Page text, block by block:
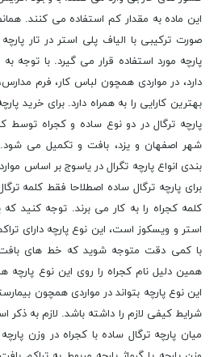
این ماده به مقدار کم استفاده می کنند.
صورت ترکیبی با الیاف پلی استر در تار
پارچه مورد استفاده قرار می گیرد. با توجه
دارد، در مواردی همچون لباس کار، فرم
بهترین کارایی را به همراه دارد. برای خرید
پارچه ترگال در دو نوع ساده و کجراه
شهر اصفهان و یزد، بافت و تکمیل می شود.
بندی انواع پارچه تگرال در یاسوج بر اساس
برای پارچه ترگال ساده اصطلاحا فقط کلمه
کلمه کجراه را به کار می برند. توجه کنید
استر و ویسکوز است، این نوع پارچه دارای
با کمی دقت متوجه شوید که خط های
همین دلیل نام کجراه را روی این نوع پارچه
این نوع پارچه بتواند در مواردی همچون
شرایط کیفی لازم را داشته باشد. لازم به ذکر
میان پارچه ترگال ساده با کجراه در وزن